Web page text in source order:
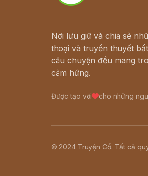
Nơi lưu giữ và chia sẻ
thoại và truyền thuyết
câu chuyện đều mang
cảm hứng.
Được tạo với cho những
© 2024 Truyện Cổ. Tất cả